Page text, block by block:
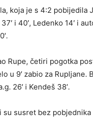
koja je s 4:2 pobijedila
i 40′, Ledenko 14′ i
Rupe, četiri pogotka
u 9′ zabio za
26′ i Kendeš 38′.
susret bez